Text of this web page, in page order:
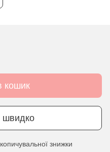
кошик
швидко
знижки